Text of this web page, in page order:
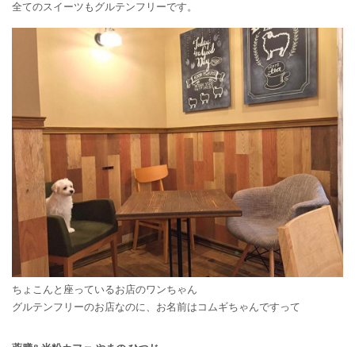
全てのスイーツもグルテンフリーです。
ちょこんと座っているお店のワンちゃん
グルテンフリーのお店なのに、お名前はコムギちゃんですって